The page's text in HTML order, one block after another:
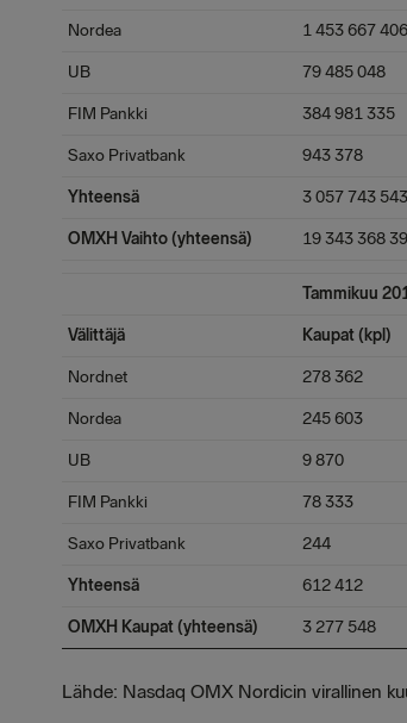
Nordea 1 453 667 406
UB 79 485 048
FIM Pankki 384 981 335
Saxo Privatbank 943 378
Yhteensä 3 057 743 543
OMXH Vaihto (yhteensä) 19 343 368
Tammikuu
Välittäjä Kaupat (kpl)
Nordnet 278 362
Nordea 245 603
UB 9 870
FIM Pankki 78 333
Saxo Privatbank 244
Yhteensä 612 412
OMXH Kaupat (yhteensä) 3 277 548
Lähde: Nasdaq OMX Nordicin virallinen